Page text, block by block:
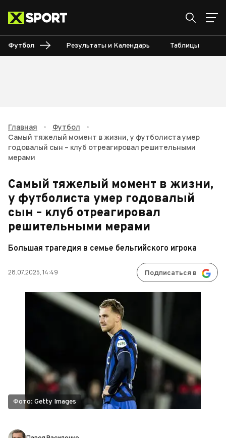
Футбол Результаты и Календарь Таблицы
Главная • Футбол
•
Самый тяжелый момент в жизни, у футболиста умер
годовалый сын – клуб отреагировал решительными
мерами
Самый тяжелый момент в жизни,
у футболиста умер годовалый
сын – клуб отреагировал
решительными мерами
Большая трагедия в семье бельгийского игрока
28.07.2025, 14:49 Подписаться в
Фото: Getty Images